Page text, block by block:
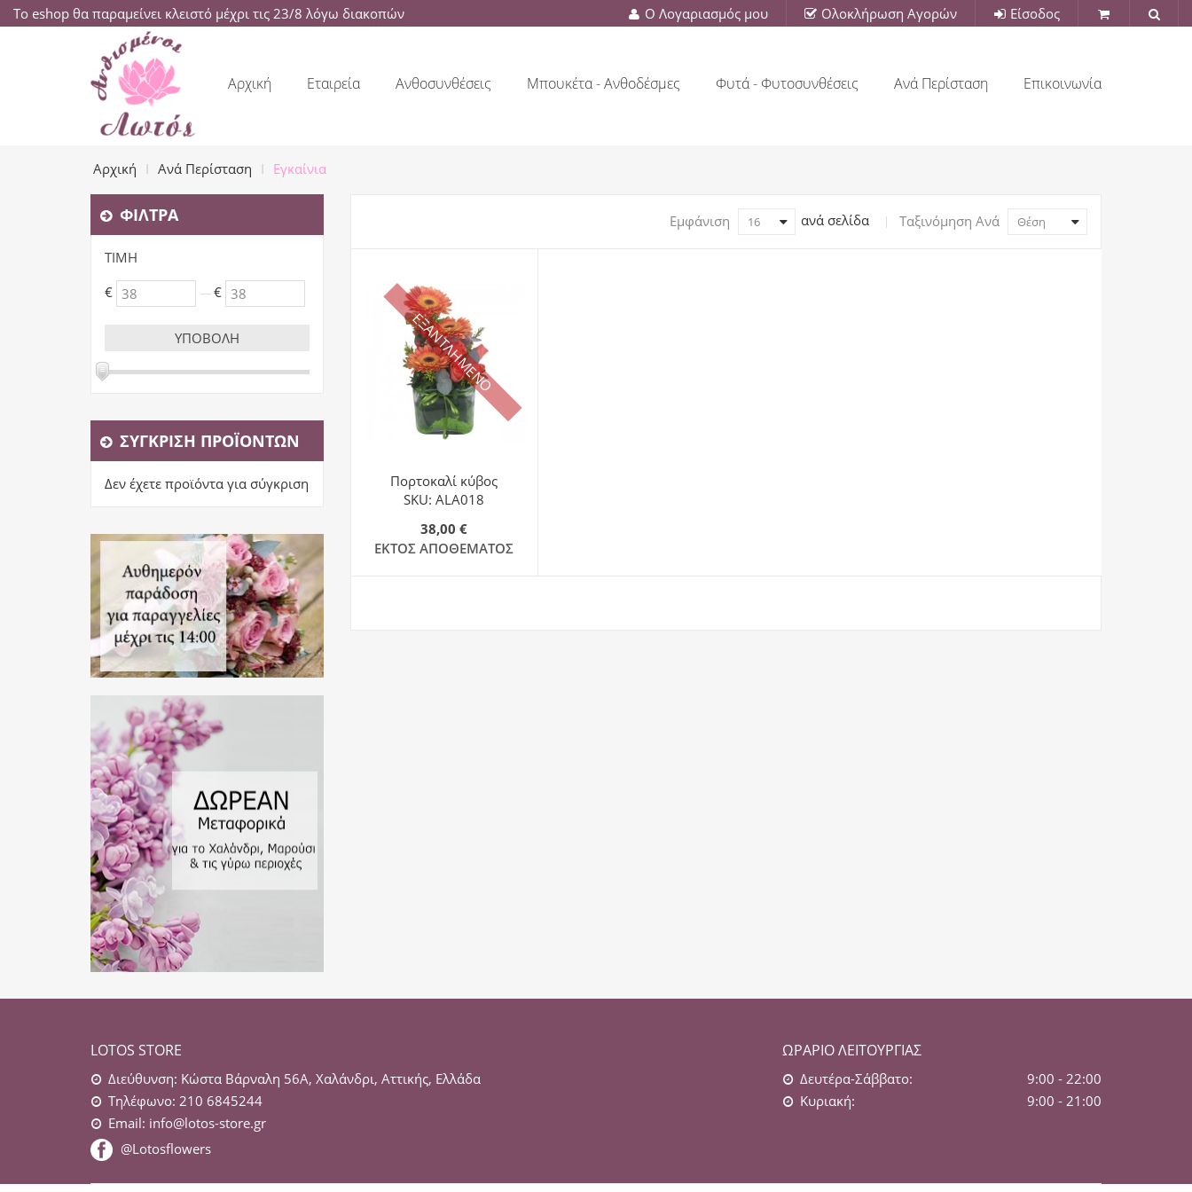
Το eshop θα παραμείνει κλειστό μέχρι τις 23/8 λόγω διακοπών Ο Λογαριασμός μου Ολοκλήρωση Αγορών Είσοδος
Αρχική Εταιρεία Ανθοσυνθέσεις Μπουκέτα - Ανθοδέσμες Φυτά - Φυτοσυνθέσεις Ανά Περίσταση Επικοινωνία
Αρχική Ανά Περίσταση Εγκαίνια
ΦΊΛΤΡΑ
ΤΙΜΉ
€
€
ΣΎΓΚΡΙΣΗ ΠΡΟΪΌΝΤΩΝ
Δεν έχετε προϊόντα για σύγκριση
Εμφάνιση 16 ανά σελίδα Ταξινόμηση Ανά Θέση
ΕΞΑΝΤΛΗΜΕΝΟ
Πορτοκαλί κύβος
SKU: ALA018
38,00 €
ΕΚΤΌΣ ΑΠΟΘΈΜΑΤΟΣ
LOTOS STORE
Διεύθυνση: Κώστα Βάρναλη 56Α, Χαλάνδρι, Αττικής, Ελλάδα
Τηλέφωνο: 210 6845244
Email: info@lotos-store.gr
@Lotosflowers
ΩΡΆΡΙΟ ΛΕΙΤΟΥΡΓΊΑΣ
Δευτέρα-Σάββατο:
9:00 - 22:00
Κυριακή:
9:00 - 21:00